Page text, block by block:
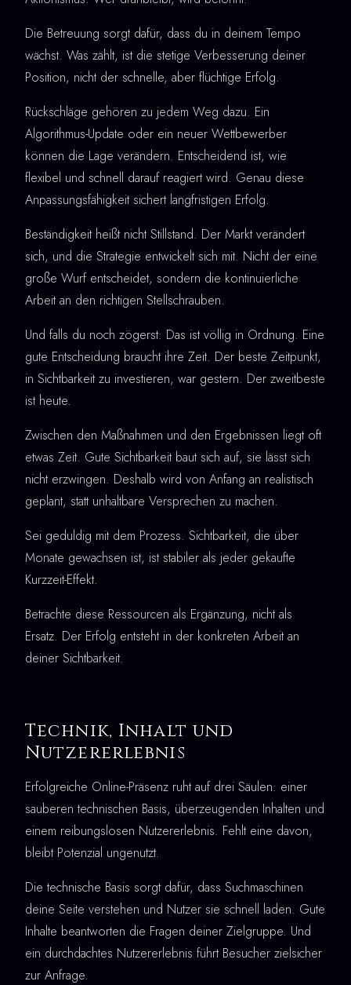
Die Betreuung sorgt dafür, dass du in deinem Tempo
wächst. Was zählt, ist die stetige Verbesserung deiner
Position, nicht der schnelle, aber flüchtige Erfolg.
Rückschläge gehören zu jedem Weg dazu. Ein
Algorithmus-Update oder ein neuer Wettbewerber
können die Lage verändern. Entscheidend ist, wie
flexibel und schnell darauf reagiert wird. Genau diese
Anpassungsfähigkeit sichert langfristigen Erfolg.
Beständigkeit heißt nicht Stillstand. Der Markt verändert
sich, und die Strategie entwickelt sich mit. Nicht der eine
große Wurf entscheidet, sondern die kontinuierliche
Arbeit an den richtigen Stellschrauben.
Und falls du noch zögerst: Das ist völlig in Ordnung. Eine
gute Entscheidung braucht ihre Zeit. Der beste Zeitpunkt,
in Sichtbarkeit zu investieren, war gestern. Der zweitbeste
ist heute.
Zwischen den Maßnahmen und den Ergebnissen liegt oft
etwas Zeit. Gute Sichtbarkeit baut sich auf, sie lässt sich
nicht erzwingen. Deshalb wird von Anfang an realistisch
geplant, statt unhaltbare Versprechen zu machen.
Sei geduldig mit dem Prozess. Sichtbarkeit, die über
Monate gewachsen ist, ist stabiler als jeder gekaufte
Kurzzeit-Effekt.
Betrachte diese Ressourcen als Ergänzung, nicht als
Ersatz. Der Erfolg entsteht in der konkreten Arbeit an
deiner Sichtbarkeit.
Technik, Inhalt und
Nutzererlebnis
Erfolgreiche Online-Präsenz ruht auf drei Säulen: einer
sauberen technischen Basis, überzeugenden Inhalten und
einem reibungslosen Nutzererlebnis. Fehlt eine davon,
bleibt Potenzial ungenutzt.
Die technische Basis sorgt dafür, dass Suchmaschinen
deine Seite verstehen und Nutzer sie schnell laden. Gute
Inhalte beantworten die Fragen deiner Zielgruppe. Und
ein durchdachtes Nutzererlebnis führt Besucher zielsicher
zur Anfrage.